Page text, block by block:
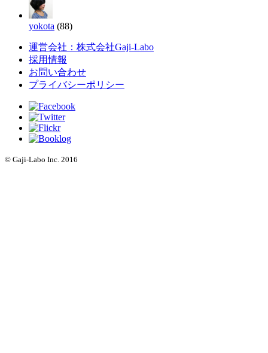
yokota (88)
運営会社：株式会社Gaji-Labo
採用情報
お問い合わせ
プライバシーポリシー
© Gaji-Labo Inc. 2016